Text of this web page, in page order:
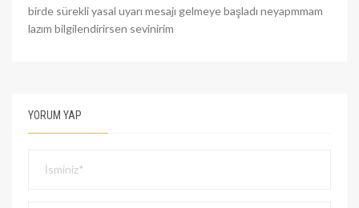
birde sürekli yasal uyarı mesajı gelmeye başladı neyapmmam
lazım bilgilendirirsen sevinirim
YORUM YAP